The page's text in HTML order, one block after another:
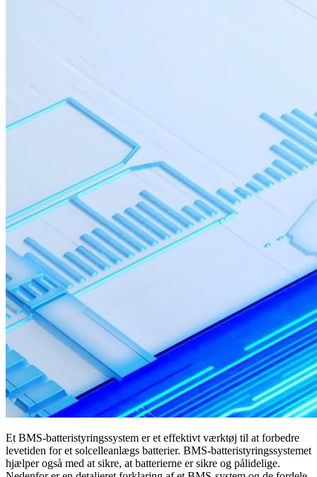
Et BMS-batteristyringssystem er et effektivt værktøj til at forbedre
levetiden for et solcelleanlægs batterier. BMS-batteristyringssystemet
hjælper også med at sikre, at batterierne er sikre og pålidelige.